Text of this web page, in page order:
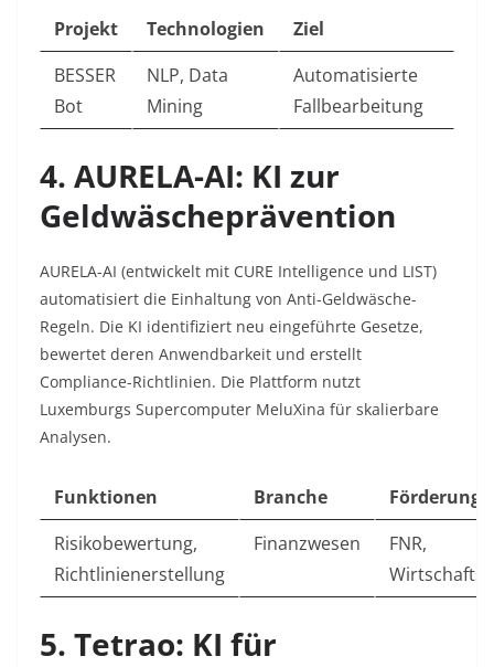
Projekt Technologien
Ziel
BESSER
Bot
NLP, Data
Mining
Automatisierte
Fallbearbeitung
4. AURELA-AI: KI zur
Geldwäscheprävention
AURELA-AI (entwickelt mit CURE Intelligence und LIST)
automatisiert die Einhaltung von Anti-Geldwäsche-
Regeln. Die KI identifiziert neu eingeführte Gesetze,
bewertet deren Anwendbarkeit und erstellt
Compliance-Richtlinien. Die Plattform nutzt
Luxemburgs Supercomputer MeluXina für skalierbare
Analysen.
Funktionen Branche
Förderung
Risikobewertung,
Richtlinienerstellung
Finanzwesen
FNR,
5. Tetrao: KI für